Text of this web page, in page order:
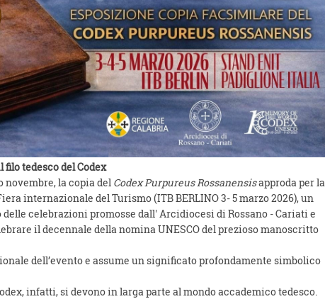
tedesco del Codex
novembre, la copia del Codex Purpureus Rossanensisapproda per la
internazionale del Turismo (ITB BERLINO 3- 5 marzo 2026), un
celebrazioni promosse dall' Arcidiocesi di Rossano - Cariati e
il decennale della nomina UNESCO del prezioso manoscritto
dell’evento e assume un significato profondamente simbolico
infatti, si devono in larga parte al mondo accademico tedesco.